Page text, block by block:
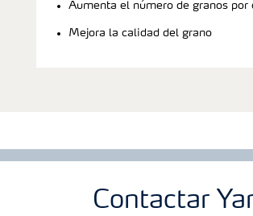
Aumenta el número de granos por
Mejora la calidad del grano
Contactar